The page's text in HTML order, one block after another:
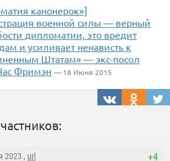
канонерок»]
военной силы — верный
дипломатии, это вредит
и усиливает ненависть к
Штатам» — экс-посол
Фримэн — 18 Июня 2015
+4
2023 , url